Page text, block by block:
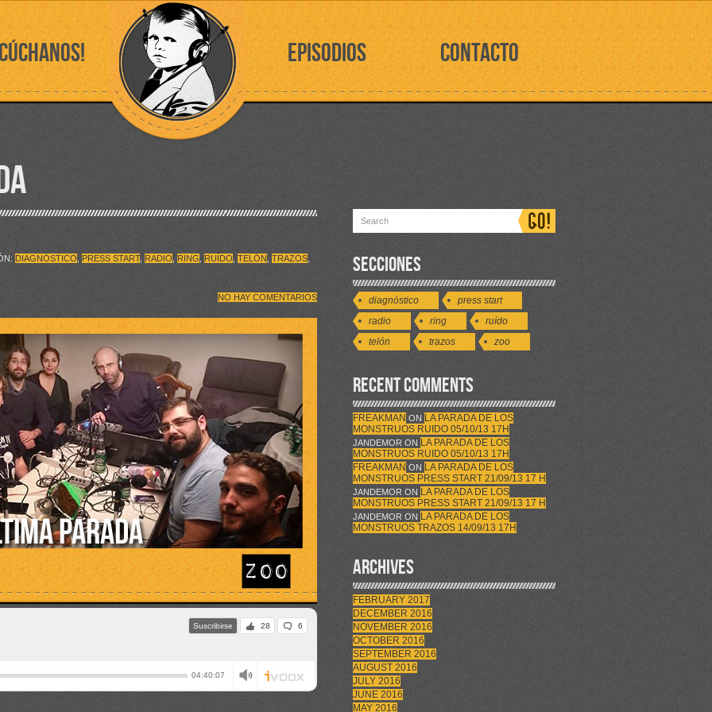
EPISODIOS CONTACTO
DIAGNÓSTICO PRESS START RADIO RING RUÍDO TELÓN TRAZOS
NO HAY COMENTARIOS
SECCIONES
diagnóstico
press start
radio
ring
ruído
telón
trazos zoo
RECENT COMMENTS
FREAKMAN ON LA PARADA DE LOS
MONSTRUOS RUIDO 05/10/13 17H
JANDEMOR ON LA PARADA DE LOS
MONSTRUOS RUIDO 05/10/13 17H
FREAKMAN ON LA PARADA DE LOS
MONSTRUOS PRESS START 21/09/13 17 H
JANDEMOR ON LA PARADA DE LOS
MONSTRUOS PRESS START 21/09/13 17 H
JANDEMOR ON LA PARADA DE LOS
MONSTRUOS TRAZOS 14/09/13 17H
ARCHIVES
FEBRUARY 2017
DECEMBER 2016
NOVEMBER 2016
OCTOBER 2016
SEPTEMBER 2016
AUGUST 2016
JULY 2016
JUNE 2016
MAY 2016